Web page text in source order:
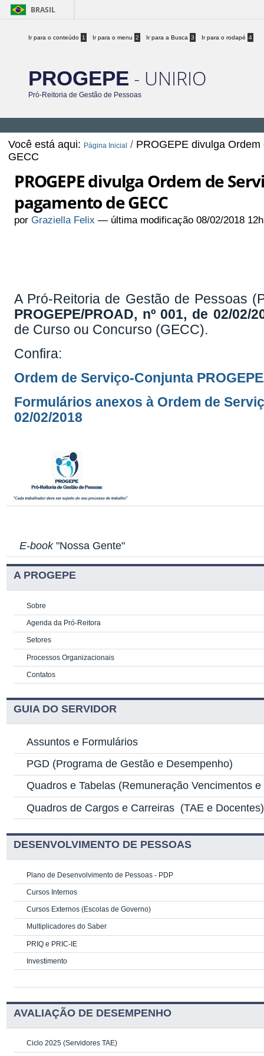
BRASIL
Ir para o conteúdo 1 Ir para o menu 2 Ir para a Busca 3 Ir para o rodapé 4
PROGEPE - UNIRIO
Pró-Reitoria de Gestão de Pessoas
Você está aqui: Página Inicial / PROGEPE divulga
GECC
PROGEPE divulga Ordem de
pagamento de GECC
porGraziella Felix — última modificação 08/02/2018
A Pró-Reitoria de Gestão de Pessoas
PROGEPE/PROAD, nº 001, de 02/02/
de Curso ou Concurso (GECC).
Confira:
Ordem de Serviço-Conjunta
Formulários anexos à Ordem de
02/02/2018
E-book"Nossa Gente"
A PROGEPE
Sobre
Agenda da Pró-Reitora
Setores
Processos Organizacionais
Contatos
GUIA DO SERVIDOR
Assuntos e Formulários
PGD (Programa de Gestão e Desempenho)
Quadros e Tabelas (Remuneração Vencimentos
Quadros de Cargos e Carreiras (TAE e Docentes)
DESENVOLVIMENTO DE PESSOAS
Plano de Desenvolvimento de Pessoas - PDP
Cursos Internos
Cursos Externos (Escolas de Governo)
Multiplicadores do Saber
PRIQ e PRIC-IE
Investimento
AVALIAÇÃO DE DESEMPENHO
Ciclo 2025 (Servidores TAE)